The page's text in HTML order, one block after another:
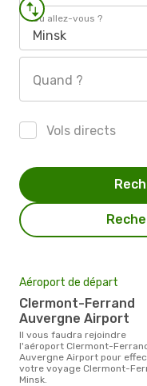
Où allez-vous ?
Minsk
Quand ?
Vols directs
Aéroport de départ
Clermont-Ferrand
Auvergne Airport
Il vous faudra rejoindre
l'aéroport Clermont-
Auvergne Airport pour
votre voyage Clermont-
Minsk.